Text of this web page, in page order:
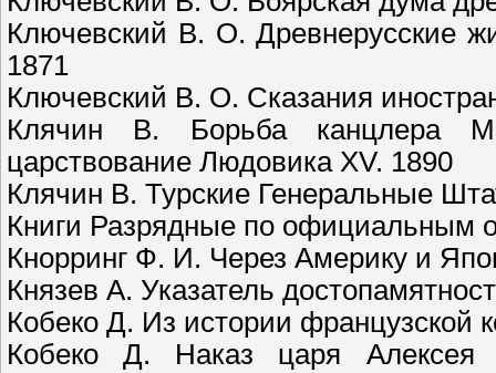
Ключевский В. О. Древнерусские
1871
Ключевский В. О. Сказания
Клячин В. Борьба канцлера
царствование Людовика XV. 1890
Клячин В. Турские Генеральные
Книги Разрядные по официальным
Кнорринг Ф. И. Через Америку и
Князев А. Указатель
Кобеко Д. Из истории французской
Кобеко Д. Наказ царя Алексея